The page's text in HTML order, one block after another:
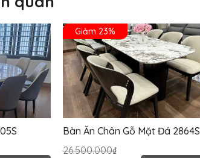
Giảm 23%
Bàn Ăn Chân Gỗ Mặt Đá 2864S
26.500.000₫